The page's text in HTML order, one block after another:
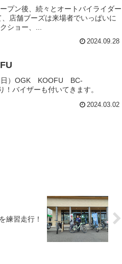
プン後、続々とオートバイライダー
店舗ブーズは来場者でいっぱいに
ショー、...
2024.09.28
日）OGK KOOFU BC-
バイザーも付いてきます。
2024.03.02
練習走行！